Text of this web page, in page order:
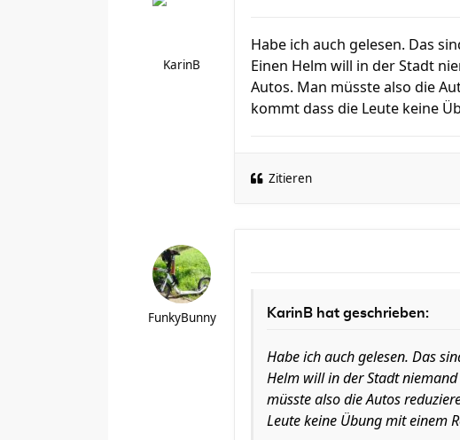
KarinB
Habe ich auch gelesen. Das
Einen Helm will in der Stadt
Autos. Man müsste also die
kommt dass die Leute keine
Zitieren
FunkyBunny KarinB hat geschrieben:
Habe ich auch gelesen. Das
Helm will in der Stadt
müsste also die Autos
Leute keine Übung mit einem